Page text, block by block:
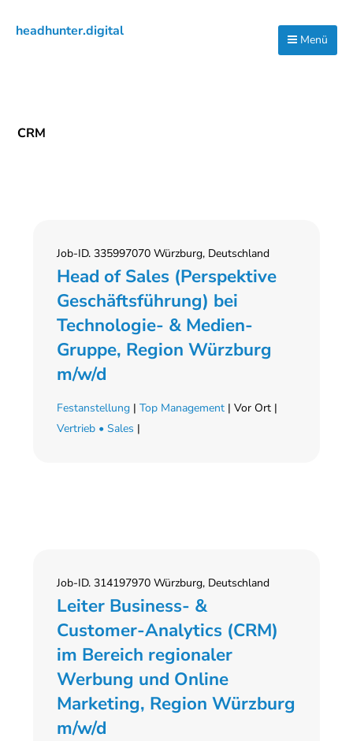
Hauptnavigation
Inhalt
Seitenspalte
headhunter.digital
Menü
CRM
Job-ID. 335997070 Würzburg, Deutschland
Head of Sales (Perspektive
Geschäftsführung) bei
Technologie- & Medien-
Gruppe, Region Würzburg
m/w/d
Festanstellung |Top Management | Vor Ort |
Vertrieb • Sales |
Job-ID. 314197970 Würzburg, Deutschland
Leiter Business- &
Customer-Analytics (CRM)
im Bereich regionaler
Werbung und Online
Marketing, Region Würzburg
m/w/d